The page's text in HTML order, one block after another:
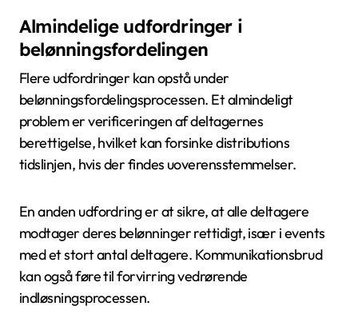
Almindelige udfordringer i
belønningsfordelingen
Flere udfordringer kan opstå under
belønningsfordelingsprocessen. Et almindeligt
problem er verificeringen af deltagernes
berettigelse, hvilket kan forsinke distributions
tidslinjen, hvis der findes uoverensstemmelser.
En anden udfordring er at sikre, at alle deltagere
modtager deres belønninger rettidigt, især i events
med et stort antal deltagere. Kommunikationsbrud
kan også føre til forvirring vedrørende
indløsningsprocessen.